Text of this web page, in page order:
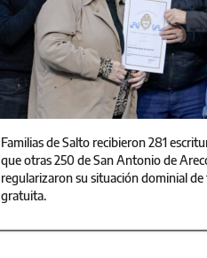
Familias de Salto recibieron 281
que otras 250 de San Antonio de
regularizaron su situación dominial
gratuita.